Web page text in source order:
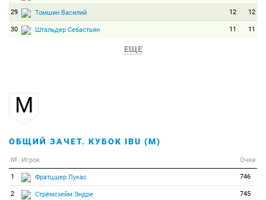
29 Томшин Василий 12 12
30 Штальдер Себастьян 11 11
34
35 Дудченко Антон
38 Семенов Сергей 3 3
39 Дзини Саверио 2 2
ЕЩЕ
М
ОБЩИЙ ЗАЧЕТ. КУБОК IBU (М)
№ Игрок Очки
1 Фратцшер Лукас 746
2 Стрёмсхейм Эндре 745